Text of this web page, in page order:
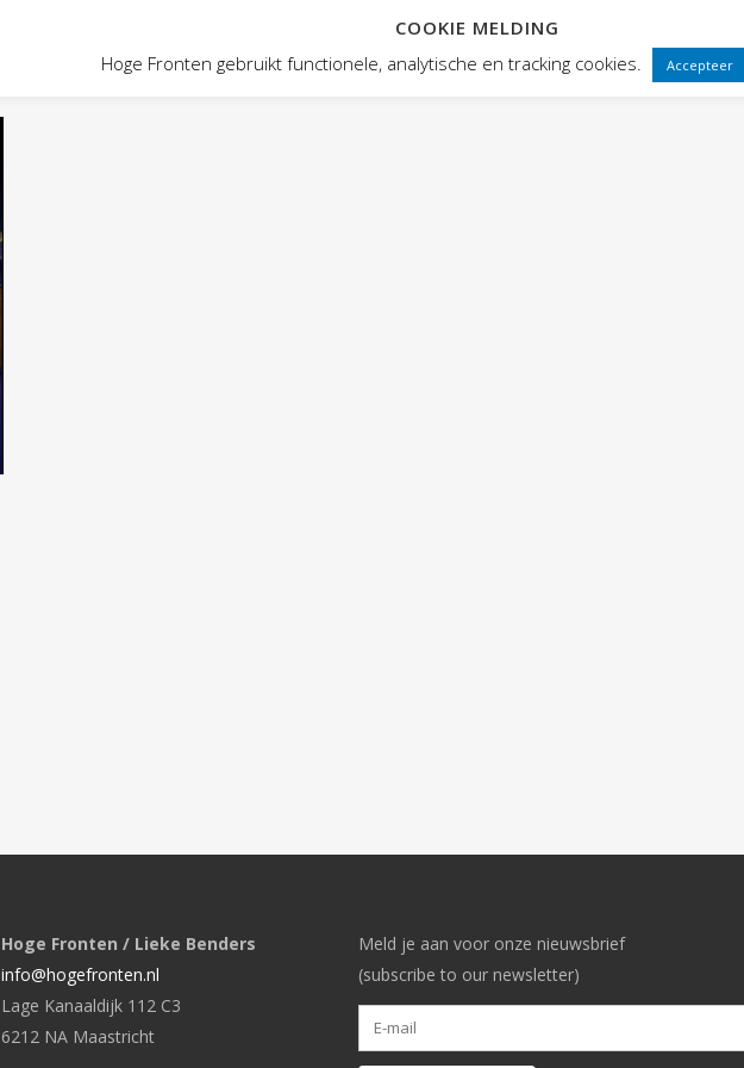
VOORSTELLINGEN PUBLIEKSWERKING
Hoge Fronten / Lieke Benders
info@hogefronten.nl
Lage Kanaaldijk 112 C3
6212 NA Maastricht
Meld je aan voor onze nieuwsbrief
(subscribe to our newsletter)
COOKIE MELDING
Hoge Fronten gebruikt functionele, analytische en tracking cookies.
Accepteer